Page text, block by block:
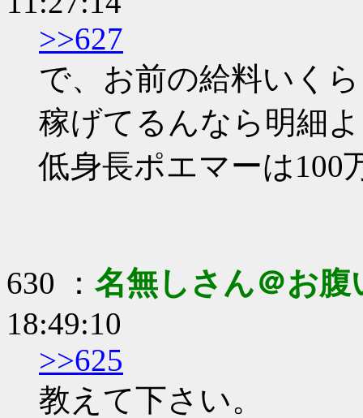
>>627
で、お前の給料いく
稼げてるんなら明細
低身長ポエマーは100
630 ： 名無しさん＠お腹
18:49:10
>>625
教えて下さい。